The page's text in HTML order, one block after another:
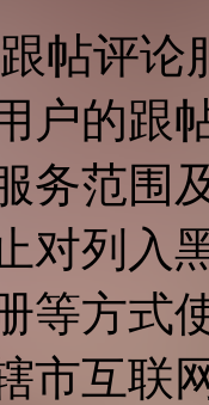
帖评论
户的跟
务范围
对列入
等方式
市互联